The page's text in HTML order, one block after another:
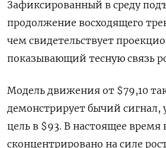
Зафиксированный в среду
продолжение восходящего
чем свидетельствует
показывающий тесную связь
Модель движения от $79,10
демонстрирует бычий
цель в $93. В настоящее
сконцентрировано на силе